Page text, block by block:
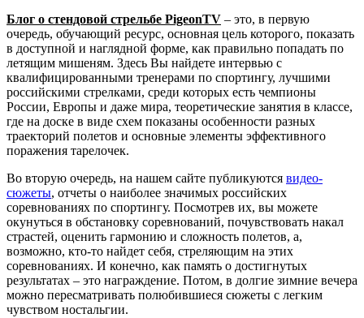
Блог о стендовой стрельбе PigeonTV – это, в первую
очередь, обучающий ресурс, основная цель которого, показать
в доступной и наглядной форме, как правильно попадать по
летящим мишеням. Здесь Вы найдете интервью с
квалифицированными тренерами по спортингу, лучшими
российскими стрелками, среди которых есть чемпионы
России, Европы и даже мира, теоретические занятия в классе,
где на доске в виде схем показаны особенности разных
траекторий полетов и основные элементы эффективного
поражения тарелочек.
Во вторую очередь, на нашем сайте публикуются видео-
сюжеты, отчеты о наиболее значимых российских
соревнованиях по спортингу. Посмотрев их, вы можете
окунуться в обстановку соревнований, почувствовать накал
страстей, оценить гармонию и сложность полетов, а,
возможно, кто-то найдет себя, стреляющим на этих
соревнованиях. И конечно, как память о достигнутых
результатах – это награждение. Потом, в долгие зимние вечера
можно пересматривать полюбившиеся сюжеты с легким
чувством ностальгии.